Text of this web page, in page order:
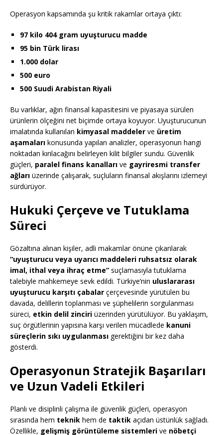
Operasyon kapsamında şu kritik rakamlar ortaya çıktı:
97 kilo 404 gram uyuşturucu madde
95 bin Türk lirası
1.000 dolar
500 euro
500 Suudi Arabistan Riyali
Bu varlıklar, ağın finansal kapasitesini ve piyasaya sürülen
ürünlerin ölçeğini net biçimde ortaya koyuyor. Uyuşturucunun
imalatında kullanılan kimyasal maddeler ve üretim
aşamaları konusunda yapılan analizler, operasyonun hangi
noktadan kırılacağını belirleyen kilit bilgiler sundu. Güvenlik
güçleri, paralel finans kanalları ve gayriresmi transfer
ağları üzerinde çalışarak, suçluların finansal akışlarını izlemeyi
sürdürüyor.
Hukuki Çerçeve ve Tutuklama
Süreci
Gözaltına alınan kişiler, adli makamlar önüne çıkarılarak
“uyuşturucu veya uyarıcı maddeleri ruhsatsız olarak
imal, ithal veya ihraç etme” suçlamasıyla tutuklama
talebiyle mahkemeye sevk edildi. Türkiye’nin uluslararası
uyuşturucu karşıtı çabalar çerçevesinde yürütülen bu
davada, delillerin toplanması ve şüphelilerin sorgulanması
süreci, etkin delil zinciri üzerinden yürütülüyor. Bu yaklaşım,
suç örgütlerinin yapısına karşı verilen mücadlede kanuni
süreçlerin sıkı uygulanması gerektiğini bir kez daha
gösterdi.
Operasyonun Stratejik Başarıları
ve Uzun Vadeli Etkileri
Planlı ve disiplinli çalışma ile güvenlik güçleri, operasyon
sırasında hem teknik hem de taktik açıdan üstünlük sağladı.
Özellikle, gelişmiş görüntüleme sistemleri ve nöbetçi